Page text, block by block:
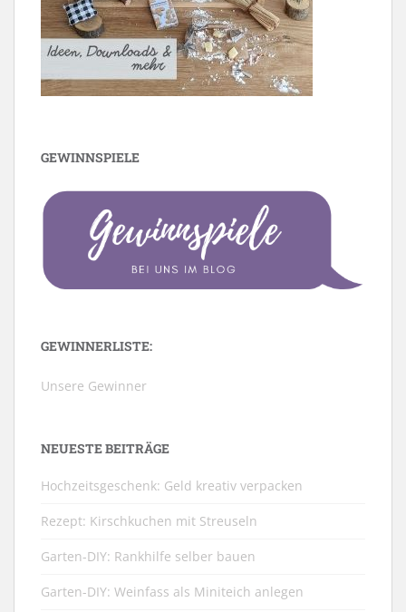
GEWINNSPIELE
GEWINNERLISTE:
Unsere Gewinner
NEUESTE BEITRÄGE
Hochzeitsgeschenk: Geld kreativ verpacken
Rezept: Kirschkuchen mit Streuseln
Garten-DIY: Rankhilfe selber bauen
Garten-DIY: Weinfass als Miniteich anlegen